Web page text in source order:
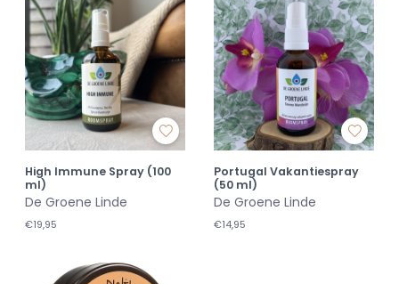
High Immune Spray (100
ml)
De Groene Linde
€19,95
Portugal Vakantiespray
(50 ml)
De Groene Linde
€14,95